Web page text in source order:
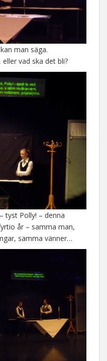
man säga.
vad ska det bli?
tyst Polly! – denna
år – samma man,
samma vänner…